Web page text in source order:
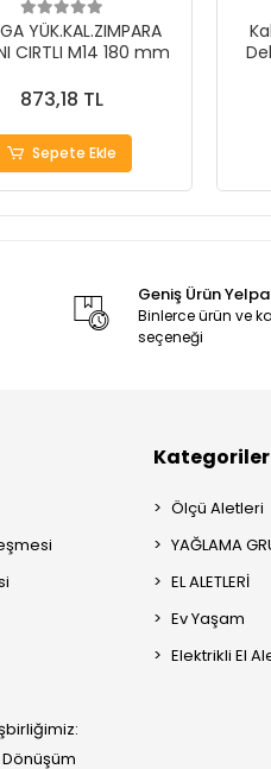
YÜK.KAL.ZIMPARA
CIRTLI M14 180 mm
873,18 TL
Sepete Ekle
Geniş Ürün
Binlerce ürün ve
seçeneği
Kategoriler
Ölçü Aletleri
YAĞLAMA
EL ALETLERİ
Ev Yaşam
Elektrikli El